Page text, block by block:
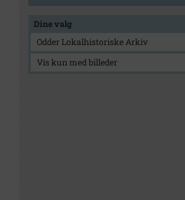
Dine valg
Odder Lokalhistoriske Arkiv
Vis kun med billeder